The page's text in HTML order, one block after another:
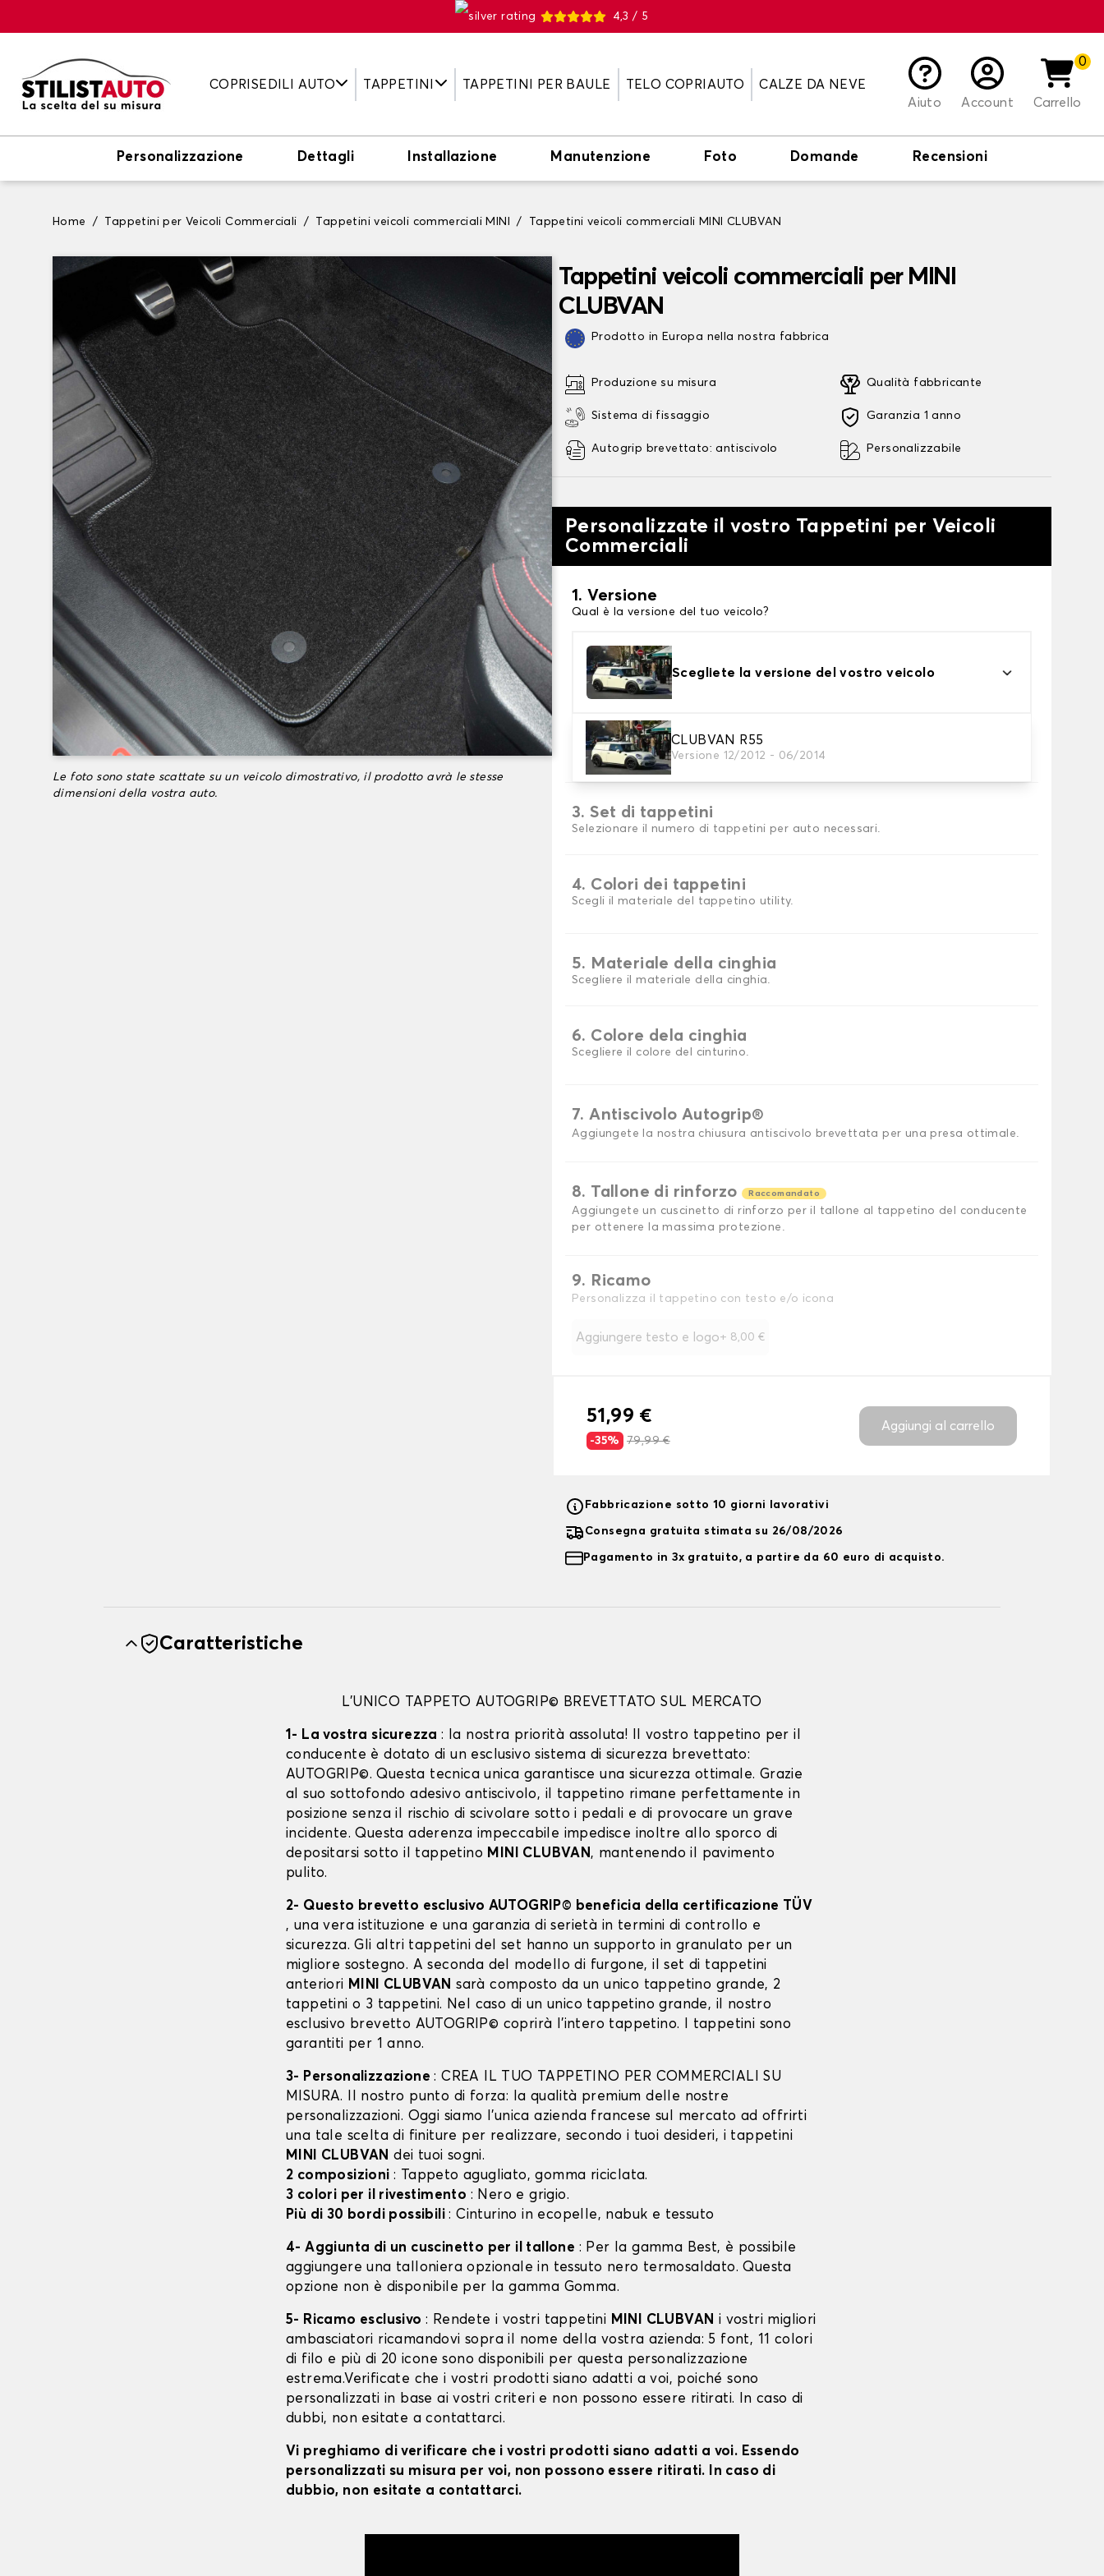
4,3 / 5
COPRISEDILI AUTO TAPPETINI TAPPETINI PER BAULE TELO COPRIAUTO
CALZE DA NEVE
Aiuto
Account
0
Carrello
Personalizzazione Dettagli Installazione Manutenzione Foto Domande Recensioni
Home Tappetini per Veicoli Commerciali Tappetini veicoli commerciali MINI Tappetini veicoli commerciali MINI CLUBVAN
Le foto sono state scattate su un veicolo dimostrativo, il prodotto avrà le stesse
dimensioni della vostra auto.
Tappetini veicoli commerciali per MINI
CLUBVAN
Prodotto in Europa nella nostra fabbrica
Produzione su misura
Sistema di fissaggio
Autogrip brevettato: antiscivolo
Qualità fabbricante
Garanzia 1 anno
Personalizzabile
Personalizzate il vostro Tappetini per Veicoli
Commerciali
1. Versione
Qual è la versione del tuo veicolo?
Scegliete la versione del vostro veicolo
CLUBVAN R55
Versione 12/2012 - 06/2014
2. Materiale
Scegli il materiale del tappetini auto
3. Set di tappetini
Selezionare il numero di tappetini per auto necessari.
4. Colori dei tappetini
Scegli il materiale del tappetino utility.
5. Materiale della cinghia
Scegliere il materiale della cinghia.
6. Colore dela cinghia
Scegliere il colore del cinturino.
7. Antiscivolo Autogrip®
Aggiungete la nostra chiusura antiscivolo brevettata per una presa ottimale.
8. Tallone di rinforzo Raccomandato
Aggiungete un cuscinetto di rinforzo per il tallone al tappetino del conducente
per ottenere la massima protezione.
9. Ricamo
Personalizza il tappetino con testo e/o icona
Aggiungere testo e logo+ 8,00 €
51,99 €
-35% 79,99 €
Aggiungi al carrello
Fabbricazione sotto 10 giorni lavorativi
Consegna gratuita stimata su 26/08/2026
Pagamento in 3x gratuito, a partire da 60 euro di acquisto.
Caratteristiche
L'UNICO TAPPETO AUTOGRIP© BREVETTATO SUL MERCATO
1- La vostra sicurezza: la nostra priorità assoluta! Il vostro tappetino per il
conducente è dotato di un esclusivo sistema di sicurezza brevettato:
AUTOGRIP©. Questa tecnica unica garantisce una sicurezza ottimale. Grazie
al suo sottofondo adesivo antiscivolo, il tappetino rimane perfettamente in
posizione senza il rischio di scivolare sotto i pedali e di provocare un grave
incidente. Questa aderenza impeccabile impedisce inoltre allo sporco di
depositarsi sotto il tappetino MINI CLUBVAN, mantenendo il pavimento
pulito.
2- Questo brevetto esclusivo AUTOGRIP© beneficia della certificazione TÜV
, una vera istituzione e una garanzia di serietà in termini di controllo e
sicurezza. Gli altri tappetini del set hanno un supporto in granulato per un
migliore sostegno. A seconda del modello di furgone, il set di tappetini
anteriori MINI CLUBVAN sarà composto da un unico tappetino grande, 2
tappetini o 3 tappetini. Nel caso di un unico tappetino grande, il nostro
esclusivo brevetto AUTOGRIP© coprirà l'intero tappetino. I tappetini sono
garantiti per 1 anno.
3- Personalizzazione: CREA IL TUO TAPPETINO PER COMMERCIALI SU
MISURA. Il nostro punto di forza: la qualità premium delle nostre
personalizzazioni. Oggi siamo l’unica azienda francese sul mercato ad offrirti
una tale scelta di finiture per realizzare, secondo i tuoi desideri, i tappetini
MINI CLUBVAN dei tuoi sogni.
2 composizioni : Tappeto agugliato, gomma riciclata.
3 colori per il rivestimento : Nero e grigio.
Più di 30 bordi possibili: Cinturino in ecopelle, nabuk e tessuto
4- Aggiunta di un cuscinetto per il tallone : Per la gamma Best, è possibile
aggiungere una talloniera opzionale in tessuto nero termosaldato. Questa
opzione non è disponibile per la gamma Gomma.
5- Ricamo esclusivo : Rendete i vostri tappetini MINI CLUBVAN i vostri migliori
ambasciatori ricamandovi sopra il nome della vostra azienda: 5 font, 11 colori
di filo e più di 20 icone sono disponibili per questa personalizzazione
estrema.Verificate che i vostri prodotti siano adatti a voi, poiché sono
personalizzati in base ai vostri criteri e non possono essere ritirati. In caso di
dubbi, non esitate a contattarci.
Vi preghiamo di verificare che i vostri prodotti siano adatti a voi. Essendo
personalizzati su misura per voi, non possono essere ritirati. In caso di
dubbio, non esitate a contattarci.